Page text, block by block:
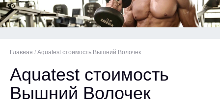
Главная / Aquatest стоимость Вышний Волочек
Aquatest стоимость
Вышний Волочек